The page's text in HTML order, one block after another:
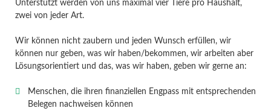
Unterstützt werden von uns maximal vier Tiere pro Haushalt,
zwei von jeder Art.
Wir können nicht zaubern und jeden Wunsch erfüllen, wir
können nur geben, was wir haben/bekommen, wir arbeiten aber
Lösungsorientiert und das, was wir haben, geben wir gerne an:
Menschen, die ihren finanziellen Engpass mit entsprechenden
Belegen nachweisen können